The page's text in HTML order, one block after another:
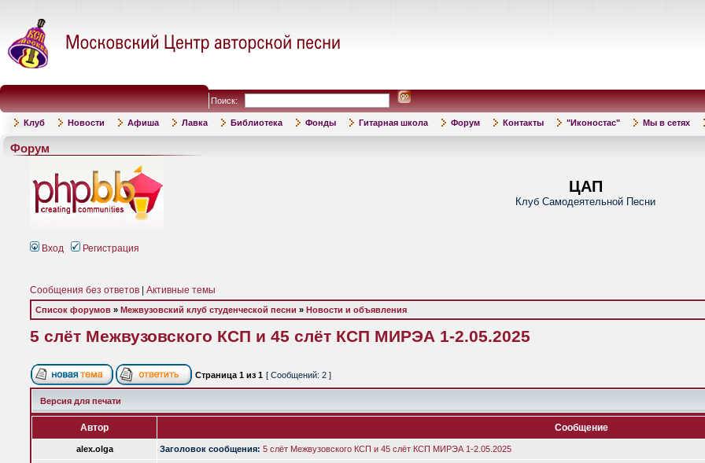
Поиск:
Клуб Новости Афиша Лавка Библиотека Фонды Гитарная школа Форум Контакты "Иконостас" Мы в сетях
Форум
ЦАП
Клуб Самодеятельной Песни
Вход Регистрация
Сообщения без ответов Активные темы
Список форумов » Межвузовский клуб студенческой песни » Новости и объявления
5 слёт Межвузовского КСП и 45 слёт КСП МИРЭА 1-2.05.2025
Страница 1 из 1 [ Сообщений: 2 ]
Версия для печати
Автор Сообщение
alex.olga Заголовок сообщения: 5 слёт Межвузовского КСП и 45 слёт КСП МИРЭА 1-2.05.2025